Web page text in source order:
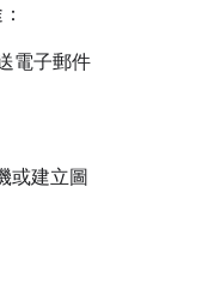
電子郵件
或建立圖